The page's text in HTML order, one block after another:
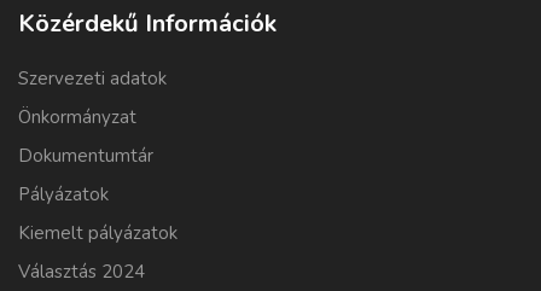
Közérdekű Információk
Szervezeti adatok
Önkormányzat
Dokumentumtár
Pályázatok
Kiemelt pályázatok
Választás 2024